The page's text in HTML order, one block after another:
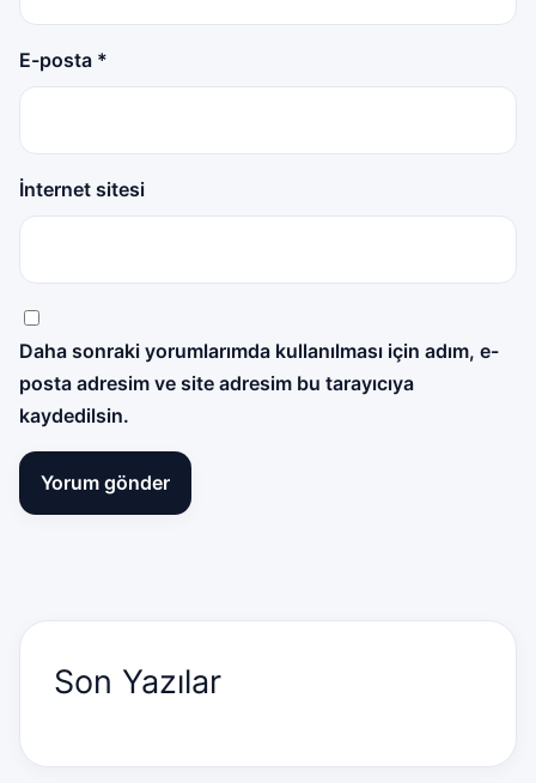
E-posta *
İnternet sitesi
Daha sonraki yorumlarımda kullanılması için adım, e-
posta adresim ve site adresim bu tarayıcıya
kaydedilsin.
Son Yazılar